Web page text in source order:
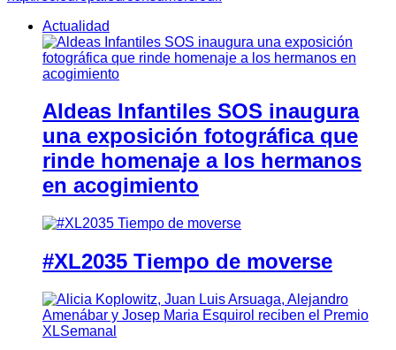
Actualidad
Aldeas Infantiles SOS inaugura
una exposición fotográfica que
rinde homenaje a los hermanos
en acogimiento
#XL2035 Tiempo de moverse